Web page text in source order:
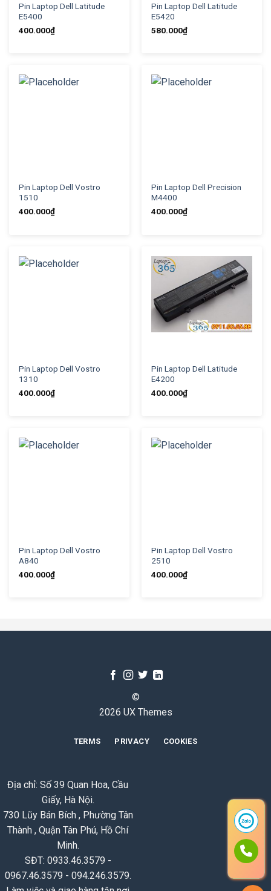
Pin Laptop Dell Latitude
E5400
400.000₫
Pin Laptop Dell Latitude
E5420
580.000₫
Pin Laptop Dell Vostro
1510
400.000₫
Pin Laptop Dell Precision
M4400
400.000₫
Pin Laptop Dell Vostro
1310
400.000₫
Pin Laptop Dell Latitude
E4200
400.000₫
Pin Laptop Dell Vostro
A840
400.000₫
Pin Laptop Dell Vostro
2510
400.000₫
©
2026 UX Themes
TERMS PRIVACY COOKIES
Địa chỉ: Số 39 Quan Hoa, Cầu
Giấy, Hà Nội.
730 Lũy Bán Bích , Phường Tân
Thành , Quận Tân Phú, Hồ Chí
Minh.
SĐT: 0933.46.3579 -
0967.46.3579 - 094.246.3579.